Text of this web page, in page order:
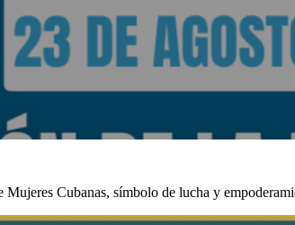
Cubanas, símbolo de lucha y